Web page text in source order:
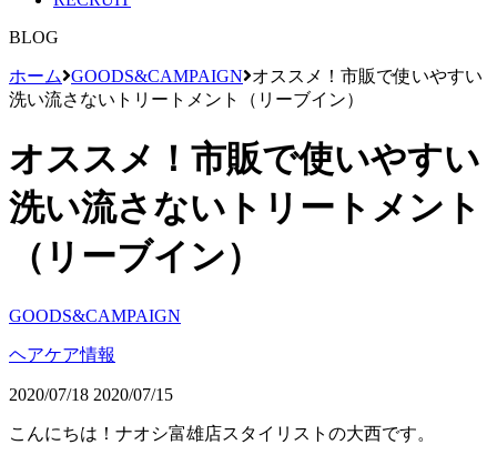
BLOG
ホーム GOODS&CAMPAIGN オススメ！市販で使いやすい
洗い流さないトリートメント（リーブイン）
オススメ！市販で使いやすい
洗い流さないトリートメント
（リーブイン）
GOODS&CAMPAIGN
ヘアケア情報
2020/07/18 2020/07/15
こんにちは！ナオシ富雄店スタイリストの大西です。